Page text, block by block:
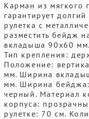
Карман из мягкого
гарантирует
рулетка с
разместить бейдж
вкладыша 90х60
Тип крепления:
Положение:
мм. Ширина
мм. Ширина
черный. Материал
корпуса:
рулетке: 70 см.